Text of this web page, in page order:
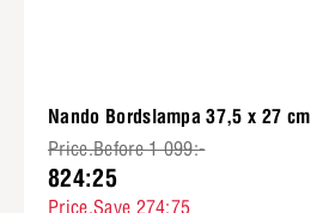
Nando Bordslampa 37,5 x 27 cm
Price.Before 1 099:-
824:25
Price.Save 274:75